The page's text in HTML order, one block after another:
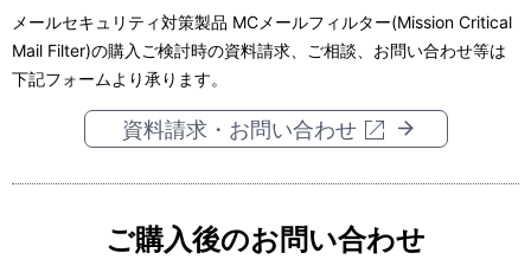
置
を
し
ル
ナ
ー
メールセキュリティ対策製品 MCメールフィルター(Mission Critical
Mail Filter)の購入ご検討時の資料請求、ご相談、お問い合わせ等は
下記フォームより承ります。
資料請求・お問い合わせ
ご購入後のお問い合わせ